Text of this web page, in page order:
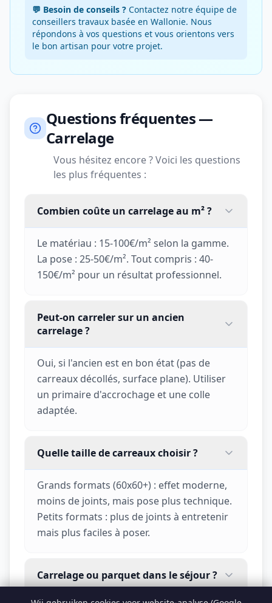
💬 Besoin de conseils ? Contactez notre équipe de
conseillers travaux basée en Wallonie. Nous
répondons à vos questions et vous orientons vers
le bon artisan pour votre projet.
Questions fréquentes —
Carrelage
Vous hésitez encore ? Voici les questions
les plus fréquentes :
Combien coûte un carrelage au m² ?
Le matériau : 15-100€/m² selon la gamme.
La pose : 25-50€/m². Tout compris : 40-
150€/m² pour un résultat professionnel.
Peut-on carreler sur un ancien
carrelage ?
Oui, si l'ancien est en bon état (pas de
carreaux décollés, surface plane). Utiliser
un primaire d'accrochage et une colle
adaptée.
Quelle taille de carreaux choisir ?
Grands formats (60x60+) : effet moderne,
moins de joints, mais pose plus technique.
Petits formats : plus de joints à entretenir
mais plus faciles à poser.
Carrelage ou parquet dans le séjour ?